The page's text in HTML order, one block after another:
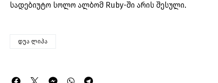
სადებიუტო სოლო ალბომ Ruby-ში არის შესული.
დუა ლიპა